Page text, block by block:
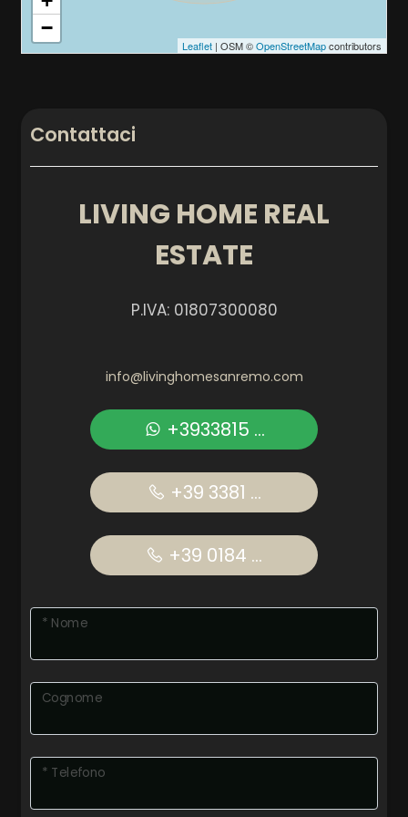
−
Leaflet| OSM ©OpenStreetMapcontributors
Contattaci
LIVING HOME REAL
ESTATE
P.IVA: 01807300080
info@livinghomesanremo.com
+3933815 ...
+39 3381 ...
+39 0184 ...
* Nome
Cognome
* Telefono